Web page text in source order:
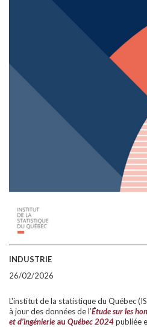
INDUSTRIE
26/02/2026
L'institut de la statistique du Québec
à jour des données de l’Étude sur les
et d’ingénierie au Québec 2024publiée